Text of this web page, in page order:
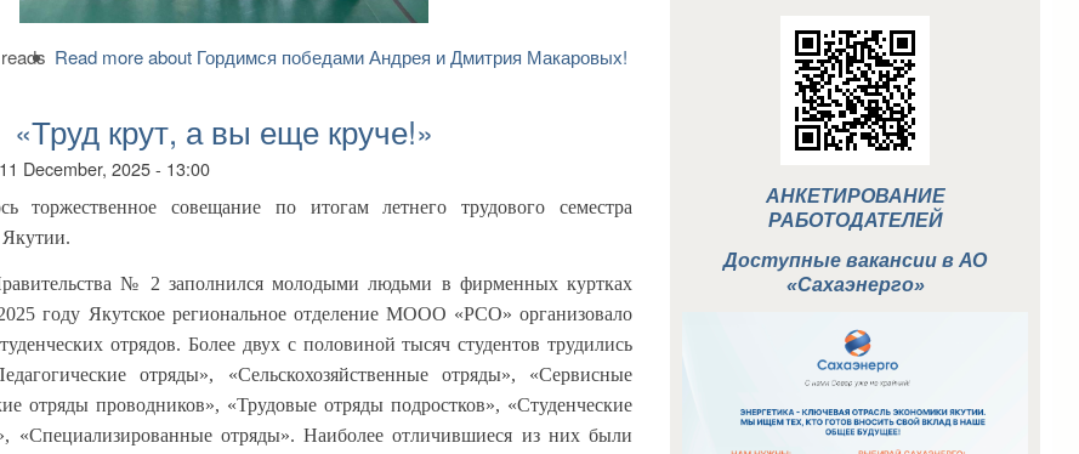
Read moreabout Гордимся победами Андрея и Дмитрия Макаровых!
«Труд крут, а вы еще круче!»
11 December, 2025 - 13:00
торжественное совещание по итогам летнего трудового семестра
Якутии.
№ 2 заполнился молодыми людьми в фирменных куртках
году Якутское региональное отделение МООО «РСО» организовало
отрядов. Более двух с половиной тысяч студентов трудились
отряды», «Сельскохозяйственные отряды», «Сервисные
отряды проводников», «Трудовые отряды подростков», «Студенческие
«Специализированные отряды». Наиболее отличившиеся из них были
АНКЕТИРОВАНИЕ
РАБОТОДАТЕЛЕЙ
Доступные вакансии в АО
«Сахаэнерго»